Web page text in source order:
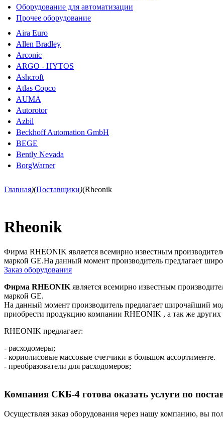
Оборудование для автоматизации
Прочее оборудование
Aira Euro
Allen Bradley
Arconic
ARGO - HYTOS
Ashcroft
Atlas Copco
AUMA
Autorotor
Azbil
Beckhoff Automation GmbH
BEGE
Bently Nevada
BorgWarner
Главная)(Поставщики)(Rheonik
Rheonik
Фирма RHEONIK является всемирно известным
маркой GE.На данный момент производитель предлагает
Заказ оборудования
Фирма RHEONIK является всемирно известным
маркой GE.
На данный момент производитель предлагает широчайший
приобрести продукцию компании RHEONIK , а так же других
RHEONIK предлагает:
- расходомеры;
- кориолисовые массовые счетчики в большом ассортименте.
- преобразователи для расходомеров;
Компания СКБ-4 готова оказать услуги по
Осуществляя заказ оборудования через нашу компанию, вы